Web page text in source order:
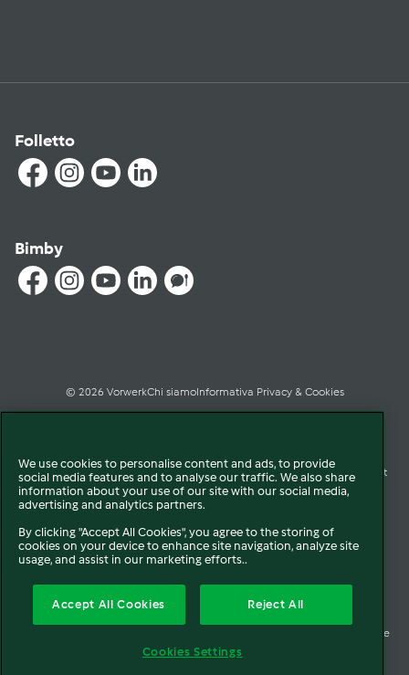
Folletto
Bimby
© 2026 VorwerkChi siamoInformativa Privacy & Cookies
Condizioni Generali di VenditaInformazioni LegaliDiritto di RecessoImprint
Modello OrganizzativoCodice Etico
Segnalazioni (whistleblowing)Dichiarazione di Accessibilità
Società trasparente
We use cookies to personalise content and ads, to provide
social media features and to analyse our traffic. We also share
information about your use of our site with our social media,
advertising and analytics partners.
By clicking "Accept All Cookies", you agree to the storing of
cookies on your device to enhance site navigation, analyze site
usage, and assist in our marketing efforts..
Accept All Cookies Reject All
Cookies Settings